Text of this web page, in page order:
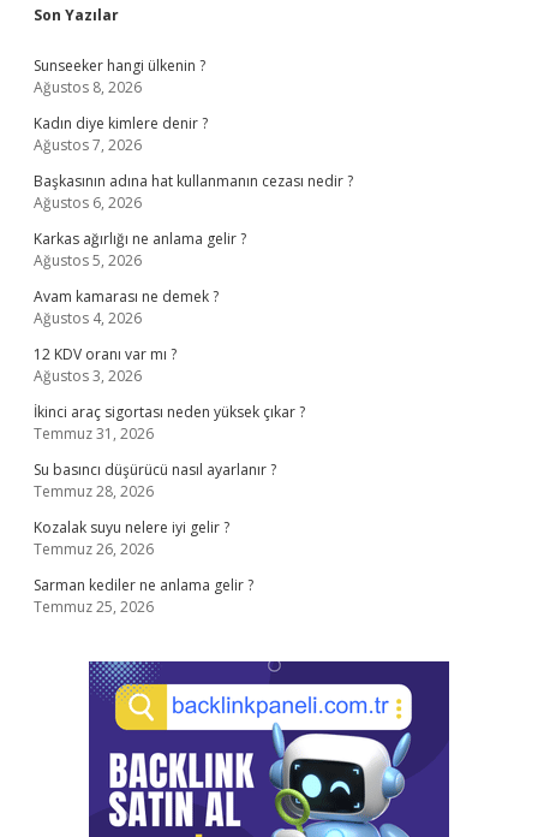
Sidebar
Son Yazılar
Sunseeker hangi ülkenin ?
Ağustos 8, 2026
Kadın diye kimlere denir ?
Ağustos 7, 2026
Başkasının adına hat kullanmanın cezası nedir ?
Ağustos 6, 2026
Karkas ağırlığı ne anlama gelir ?
Ağustos 5, 2026
Avam kamarası ne demek ?
Ağustos 4, 2026
12 KDV oranı var mı ?
Ağustos 3, 2026
İkinci araç sigortası neden yüksek çıkar ?
Temmuz 31, 2026
Su basıncı düşürücü nasıl ayarlanır ?
Temmuz 28, 2026
Kozalak suyu nelere iyi gelir ?
Temmuz 26, 2026
Sarman kediler ne anlama gelir ?
Temmuz 25, 2026